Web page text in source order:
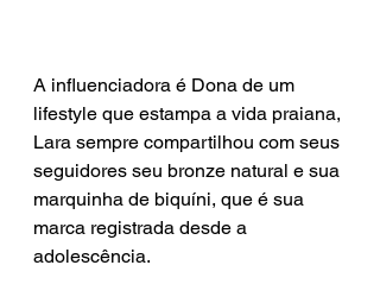
A influenciadora é Dona de um
lifestyle que estampa a vida praiana,
Lara sempre compartilhou com seus
seguidores seu bronze natural e sua
marquinha de biquíni, que é sua
marca registrada desde a
adolescência.